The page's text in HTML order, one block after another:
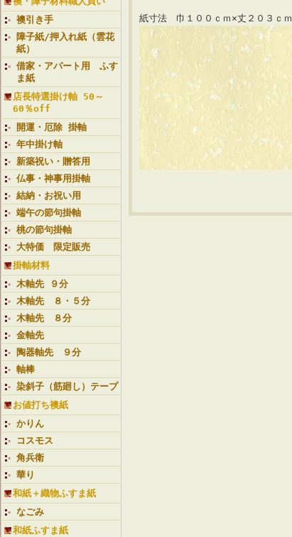
襖引き手
障子紙/押入れ紙（雲花
紙）
借家・アパート用 ふす
ま紙
店長特選掛け軸 50～
60％off
開運・厄除 掛軸
年中掛け軸
新築祝い・贈答用
仏事・神事用掛軸
結納・お祝い用
端午の節句掛軸
桃の節句掛軸
大特価 限定販売
掛軸材料
木軸先 ９分
木軸先 ８・５分
木軸先 ８分
金軸先
陶器軸先 ９分
軸棒
染斜子（筋廻し）テープ
お値打ち襖紙
かりん
コスモス
角兵衛
華り
和紙＋織物ふすま紙
なごみ
和紙ふすま紙
紙寸法 巾１００ｃｍ×丈２０３ｃｍ